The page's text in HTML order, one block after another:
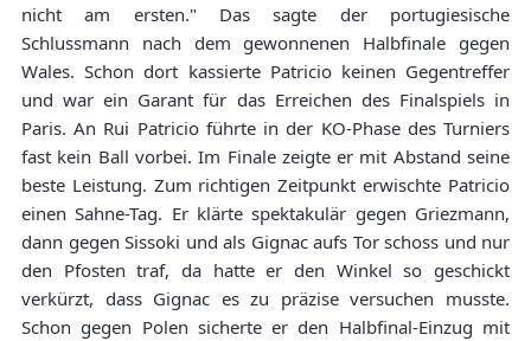
nicht am ersten." Das sagte der portugiesische
Schlussmann nach dem gewonnenen Halbfinale gegen
Wales. Schon dort kassierte Patricio keinen Gegentreffer
und war ein Garant für das Erreichen des Finalspiels in
Paris. An Rui Patricio führte in der KO-Phase des Turniers
fast kein Ball vorbei. Im Finale zeigte er mit Abstand seine
beste Leistung. Zum richtigen Zeitpunkt erwischte Patricio
einen Sahne-Tag. Er klärte spektakulär gegen Griezmann,
dann gegen Sissoki und als Gignac aufs Tor schoss und nur
den Pfosten traf, da hatte er den Winkel so geschickt
verkürzt, dass Gignac es zu präzise versuchen musste.
Schon gegen Polen sicherte er den Halbfinal-Einzug mit